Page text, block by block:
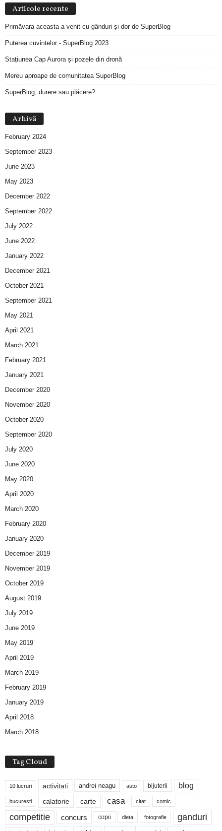
Articole recente
Primăvara aceasta a venit cu gânduri și dor de SuperBlog
Puterea cuvintelor - SuperBlog 2023
Stațiunea Cap Aurora și pozele din dronă
Mereu aproape de comunitatea SuperBlog
SuperBlog, durere sau plăcere?
Arhivă
February 2024
September 2023
June 2023
May 2023
December 2022
September 2022
July 2022
June 2022
January 2022
December 2021
October 2021
September 2021
May 2021
April 2021
March 2021
February 2021
January 2021
December 2020
November 2020
October 2020
September 2020
July 2020
June 2020
May 2020
April 2020
March 2020
February 2020
January 2020
December 2019
November 2019
October 2019
August 2019
July 2019
June 2019
May 2019
April 2019
March 2019
February 2019
January 2019
April 2018
March 2018
Tag Cloud
10 lucruri activitati andrei neagu auto bijuterii blog
bucuresti calatorie carte casa citat comic
competitie concurs copii dieta fotografie ganduri